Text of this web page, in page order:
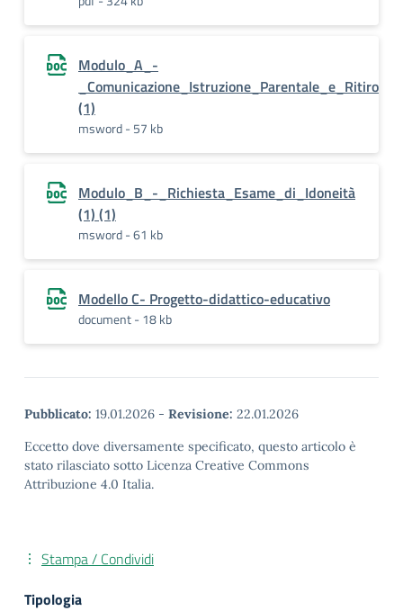
Modulo_A_-
_Comunicazione_Istruzione_Parentale_e_Ritiro
(1)
msword - 57 kb
Modulo_B_-_Richiesta_Esame_di_Idoneità
(1) (1)
msword - 61 kb
Modello C- Progetto-didattico-educativo
document - 18 kb
Pubblicato: 19.01.2026 - Revisione: 22.01.2026
Eccetto dove diversamente specificato, questo articolo è
stato rilasciato sotto Licenza Creative Commons
Attribuzione 4.0 Italia.
Stampa / Condividi
Tipologia